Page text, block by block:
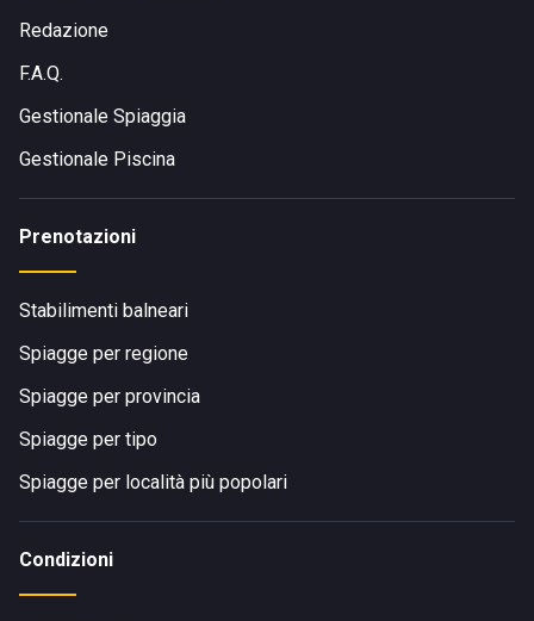
Redazione
F.A.Q.
Gestionale Spiaggia
Gestionale Piscina
Prenotazioni
Stabilimenti balneari
Spiagge per regione
Spiagge per provincia
Spiagge per tipo
Spiagge per località più popolari
Condizioni